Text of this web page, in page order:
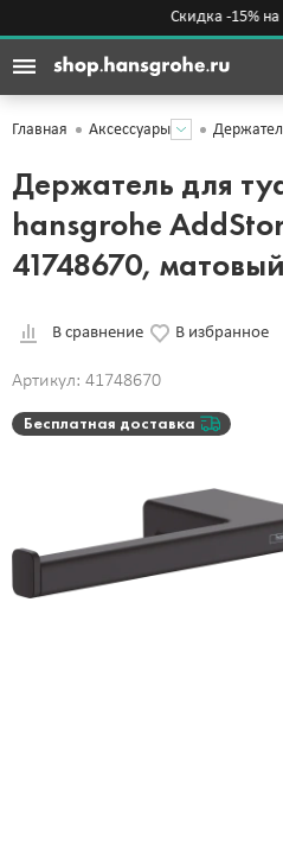
Скидка -15%
Главная Аксессуары
Держатель для
hansgrohe
41748670,
В сравнение В избранное
Артикул: 41748670
Бесплатная доставка